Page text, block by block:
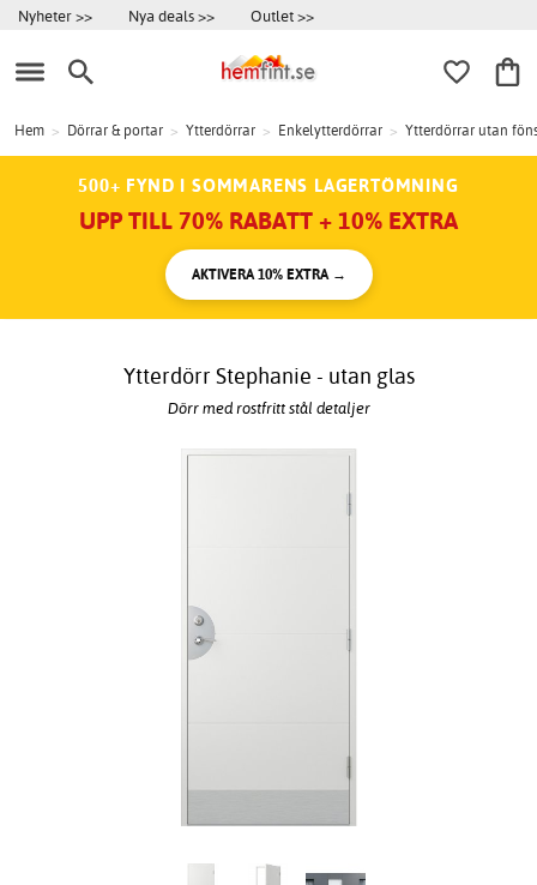
Nyheter >> Nya deals >> Outlet >>
Hem > Dörrar & portar > Ytterdörrar > Enkelytterdörrar > Ytterdörrar utan
500+ FYND I SOMMARENS LAGERTÖMNING
UPP TILL 70% RABATT + 10% EXTRA
AKTIVERA 10% EXTRA →
Ytterdörr Stephanie - utan glas
Dörr med rostfritt stål detaljer